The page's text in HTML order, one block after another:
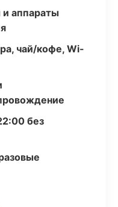
аппараты
чай/кофе, Wi-
без